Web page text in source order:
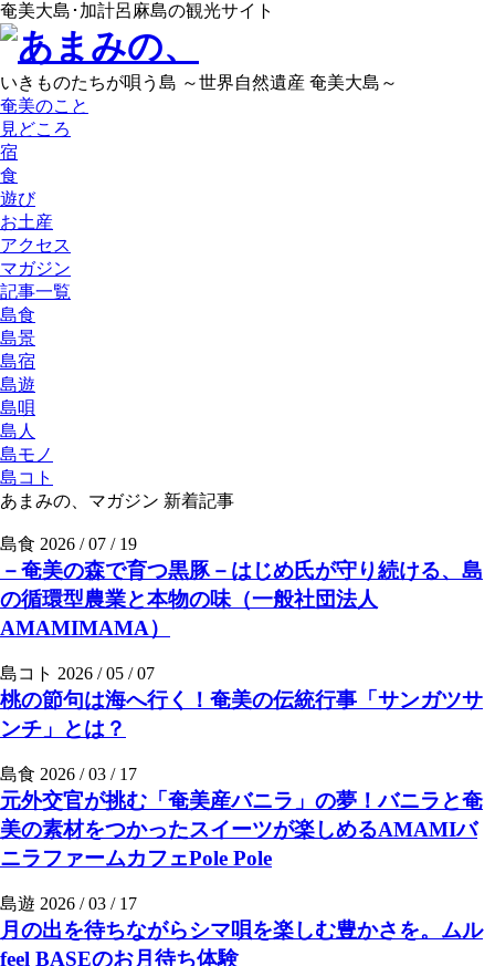
奄美大島･加計呂麻島の観光サイト
いきものたちが唄う島 ～世界自然遺産 奄美大島～
奄美のこと
見どころ
宿
食
遊び
お土産
アクセス
マガジン
記事一覧
島食
島景
島宿
島遊
島唄
島人
島モノ
島コト
あまみの、マガジン 新着記事
島食 2026 / 07 / 19
－奄美の森で育つ黒豚－はじめ氏が守り続ける、島
の循環型農業と本物の味（一般社団法人
AMAMIMAMA）
島コト 2026 / 05 / 07
桃の節句は海へ行く！奄美の伝統行事「サンガツサ
ンチ」とは？
島食 2026 / 03 / 17
元外交官が挑む「奄美産バニラ」の夢！バニラと奄
美の素材をつかったスイーツが楽しめるAMAMIバ
ニラファームカフェPole Pole
島遊 2026 / 03 / 17
月の出を待ちながらシマ唄を楽しむ豊かさを。ムル
feel BASEのお月待ち体験